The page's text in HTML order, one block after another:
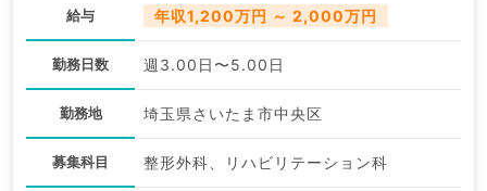
給与 年収1,200万円 ～ 2,000万円
勤務日数 週3.00日〜5.00日
勤務地 埼玉県さいたま市中央区
募集科目 整形外科、リハビリテーション科